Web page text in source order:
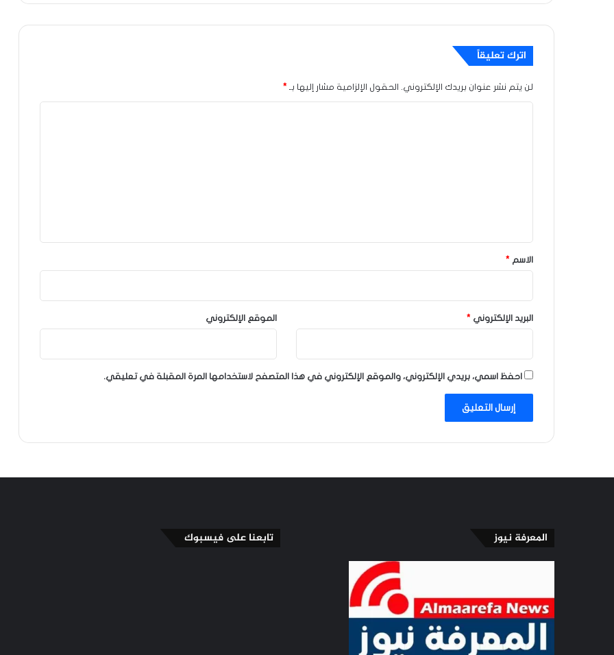
اترك تعليقاً
لن يتم نشر عنوان بريدك الإلكتروني. الحقول الإلزامية مشار إليها بـ *
*الاسم *
البريد الإلكتروني * الموقع الإلكتروني
احفظ اسمي، بريدي الإلكتروني، والموقع الإلكتروني في هذا المتصفح لاستخدامها المرة المقبلة في تعليقي.
المعرفة نيوز تابعنا على فيسبوك